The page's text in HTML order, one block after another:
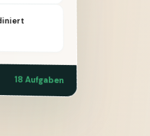
18 Aufgaben